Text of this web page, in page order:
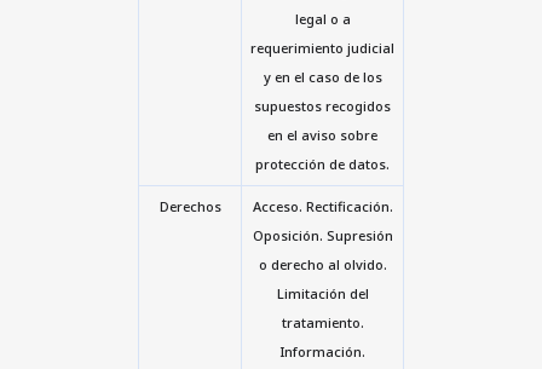
legal o a
requerimiento judicial
y en el caso de los
supuestos recogidos
en el aviso sobre
protección de datos.
Derechos
Acceso. Rectificación.
Oposición. Supresión
o derecho al olvido.
Limitación del
tratamiento.
Información.